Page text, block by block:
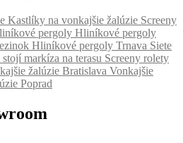
Kastlíky na vonkajšie žalúzie Screeny
pergoly Hliníkové pergoly
Hliníkové pergoly Trnava Siete
markíza na terasu Screeny rolety
žalúzie Bratislava Vonkajšie
Poprad